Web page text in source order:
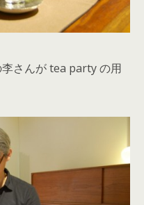
さんが tea party の用